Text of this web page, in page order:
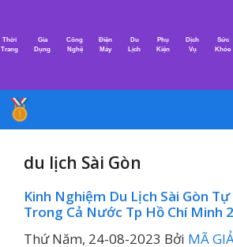
nội
Thời
Trang
Gia
Dụng
Công
Nghệ
Điện
Máy
Du
Lịch
Phụ
Kiện
Dịch
Vụ
Sức
Khỏe
du lịch Sài Gòn
Kinh Nghiệm Du Lịch Sài Gòn
Trong Cả Nước Tp Hồ Chí Minh
Thứ Năm, 24-08-2023 Bởi MÃ